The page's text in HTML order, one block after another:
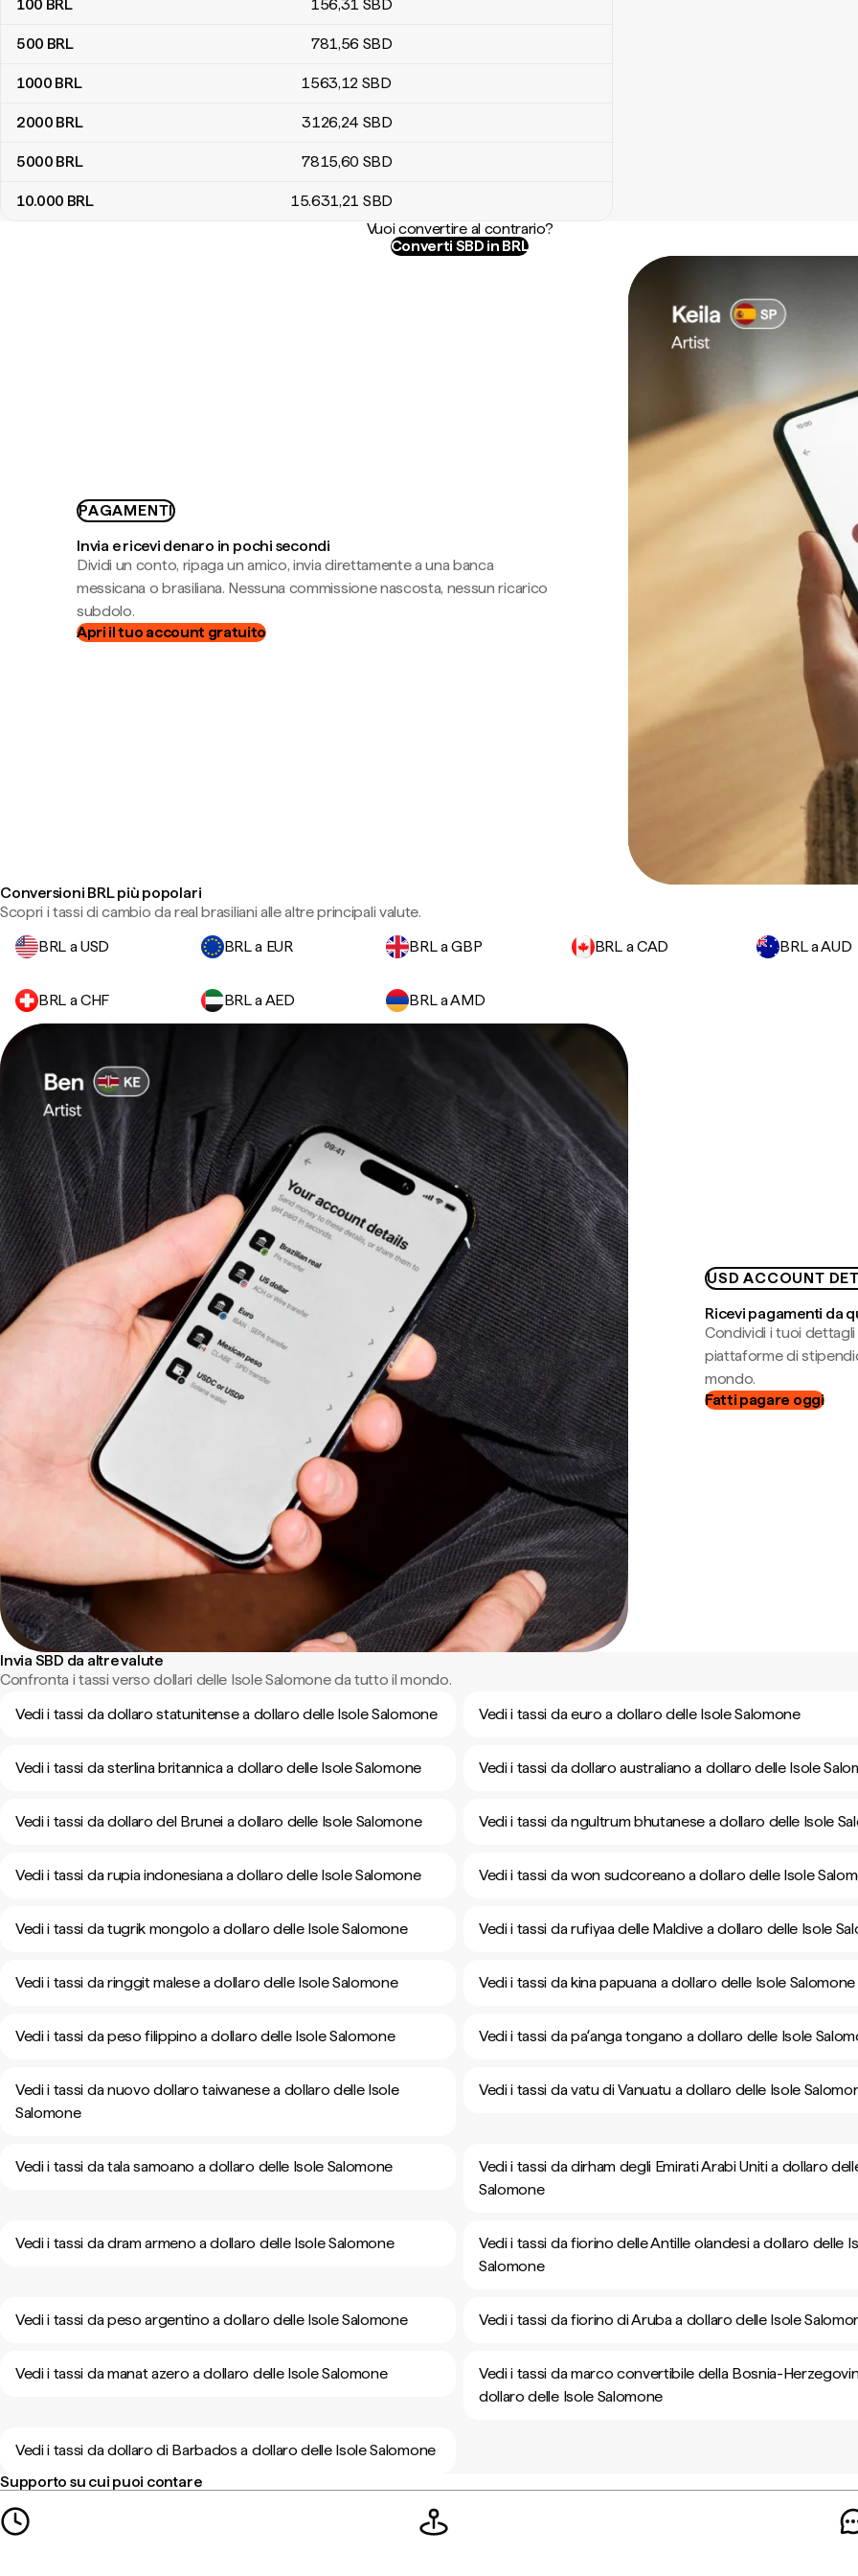
100 BRL 156,31 SBD
500 BRL 781,56 SBD
1000 BRL 1563,12 SBD
2000 BRL 3126,24 SBD
5000 BRL 7815,60 SBD
10.000 BRL 15.631,21 SBD
Vuoi convertire al contrario?
Converti SBD in BRL
PAGAMENTI
Invia e ricevi denaro in pochi secondi
Dividi un conto, ripaga un amico, invia direttamente a una banca
messicana o brasiliana. Nessuna commissione nascosta, nessun ricarico
subdolo.
Apri il tuo account gratuito
Conversioni BRL più popolari
Scopri i tassi di cambio da real brasiliani alle altre principali valute.
BRL a USD
BRL a EUR BRL a GBP BRL a CAD BRL a AUD
BRL a CHF BRL a AED BRL a AMD
USD ACCOUNT
Ricevi pagamenti da
Condividi i tuoi dettagli
piattaforme di
mondo.
Fatti pagare oggi
Invia SBD da altre valute
Confronta i tassi verso dollari delle Isole Salomone da tutto il mondo.
Vedi i tassi da dollaro statunitense a dollaro delle Isole Salomone
Vedi i tassi da euro a dollaro delle Isole Salomone
Vedi i tassi da sterlina britannica a dollaro delle Isole Salomone Vedi i tassi da dollaro australiano a dollaro delle Isole
Vedi i tassi da dollaro del Brunei a dollaro delle Isole Salomone Vedi i tassi da ngultrum bhutanese a dollaro delle Isole
Vedi i tassi da rupia indonesiana a dollaro delle Isole Salomone Vedi i tassi da won sudcoreano a dollaro delle Isole
Vedi i tassi da tugrik mongolo a dollaro delle Isole Salomone Vedi i tassi da rufiyaa delle Maldive a dollaro delle Isole
Vedi i tassi da ringgit malese a dollaro delle Isole Salomone Vedi i tassi da kina papuana a dollaro delle Isole Salomone
Vedi i tassi da peso filippino a dollaro delle Isole Salomone Vedi i tassi da paʻanga tongano a dollaro delle Isole
Vedi i tassi da nuovo dollaro taiwanese a dollaro delle Isole
Salomone
Vedi i tassi da vatu di Vanuatu a dollaro delle Isole
Vedi i tassi da tala samoano a dollaro delle Isole Salomone
Vedi i tassi da dirham degli Emirati Arabi Uniti a dollaro
Salomone
Vedi i tassi da dram armeno a dollaro delle Isole Salomone
Vedi i tassi da fiorino delle Antille olandesi a dollaro delle
Salomone
Vedi i tassi da peso argentino a dollaro delle Isole Salomone Vedi i tassi da fiorino di Aruba a dollaro delle Isole
Vedi i tassi da manat azero a dollaro delle Isole Salomone
Vedi i tassi da marco convertibile della Bosnia-
dollaro delle Isole Salomone
Vedi i tassi da dollaro di Barbados a dollaro delle Isole Salomone
Supporto su cui puoi contare